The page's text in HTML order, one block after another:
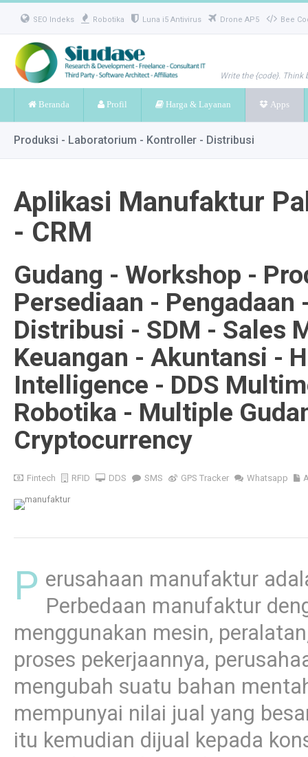
SEO Indeks Robotika Luna i5 Antivirus Drone AP5 Bee
Write the {code}. Think
Beranda Profil Harga & Layanan Apps
Produksi - Laboratorium - Kontroller - Distribusi
Aplikasi Manufaktur
- CRM
Gudang - Workshop -
Persediaan -
Distribusi - SDM - Sales
Keuangan - Akuntansi -
Intelligence - DDS
Robotika - Multiple
Cryptocurrency
Fintech RFID DDS SMS GPS Tracker Whatsapp
P erusahaan manufaktur
Perbedaan manufaktur
menggunakan mesin,
proses pekerjaannya,
mengubah suatu bahan
mempunyai nilai jual yang
itu kemudian dijual kepada